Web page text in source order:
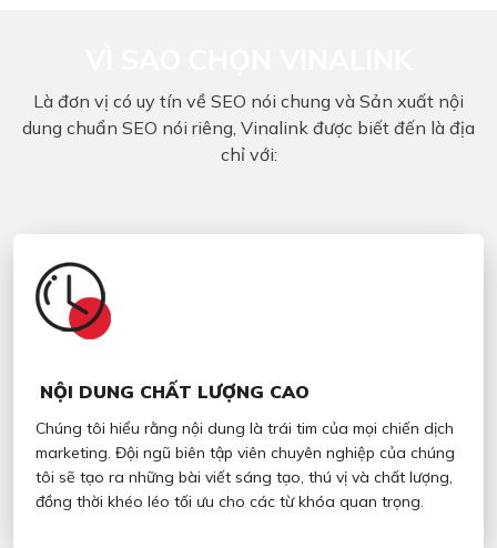
Là đơn vị có uy tín về SEO nói chung và Sản xuất nội
dung chuẩn SEO nói riêng, Vinalink được biết đến là địa
chỉ với:
NỘI DUNG CHẤT LƯỢNG CAO
Chúng tôi hiểu rằng nội dung là trái tim của mọi chiến dịch
marketing. Đội ngũ biên tập viên chuyên nghiệp của chúng
tôi sẽ tạo ra những bài viết sáng tạo, thú vị và chất lượng,
đồng thời khéo léo tối ưu cho các từ khóa quan trọng.